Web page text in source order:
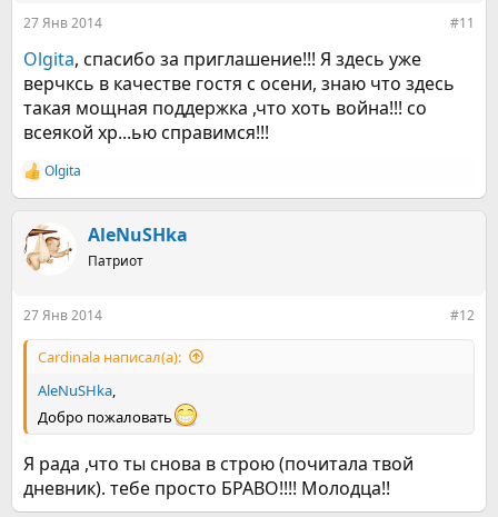
27 Янв 2014 #11
Olgita, спасибо за приглашение!!! Я здесь уже
верчксь в качестве гостя с осени, знаю что здесь
такая мощная поддержка ,что хоть война!!! со
всеякой хр...ью справимся!!!
Р
е
к
ц
и
Olgita
AleNuSHka
Патриот
27 Янв 2014 #12
Cardinala написал(а):
AleNuSHka,
Добро пожаловать
Я рада ,что ты снова в строю (почитала твой
дневник). тебе просто БРАВО!!!! Молодца!!